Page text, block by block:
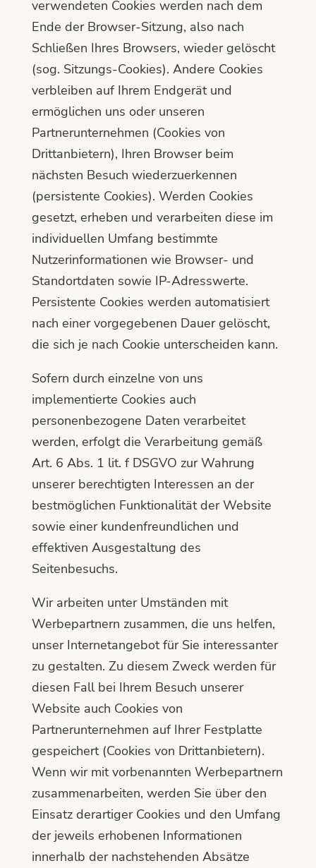
verwendeten Cookies werden nach dem
Ende der Browser-Sitzung, also nach
Schließen Ihres Browsers, wieder gelöscht
(sog. Sitzungs-Cookies). Andere Cookies
verbleiben auf Ihrem Endgerät und
ermöglichen uns oder unseren
Partnerunternehmen (Cookies von
Drittanbietern), Ihren Browser beim
nächsten Besuch wiederzuerkennen
(persistente Cookies). Werden Cookies
gesetzt, erheben und verarbeiten diese im
individuellen Umfang bestimmte
Nutzerinformationen wie Browser- und
Standortdaten sowie IP-Adresswerte.
Persistente Cookies werden automatisiert
nach einer vorgegebenen Dauer gelöscht,
die sich je nach Cookie unterscheiden kann.
Sofern durch einzelne von uns
implementierte Cookies auch
personenbezogene Daten verarbeitet
werden, erfolgt die Verarbeitung gemäß
Art. 6 Abs. 1 lit. f DSGVO zur Wahrung
unserer berechtigten Interessen an der
bestmöglichen Funktionalität der Website
sowie einer kundenfreundlichen und
effektiven Ausgestaltung des
Seitenbesuchs.
Wir arbeiten unter Umständen mit
Werbepartnern zusammen, die uns helfen,
unser Internetangebot für Sie interessanter
zu gestalten. Zu diesem Zweck werden für
diesen Fall bei Ihrem Besuch unserer
Website auch Cookies von
Partnerunternehmen auf Ihrer Festplatte
gespeichert (Cookies von Drittanbietern).
Wenn wir mit vorbenannten Werbepartnern
zusammenarbeiten, werden Sie über den
Einsatz derartiger Cookies und den Umfang
der jeweils erhobenen Informationen
innerhalb der nachstehenden Absätze